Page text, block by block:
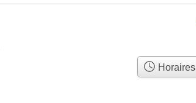
Horaires